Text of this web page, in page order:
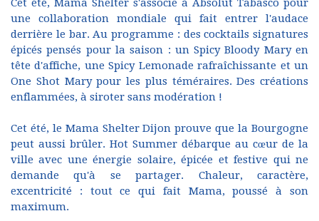
une collaboration mondiale qui fait entrer l'audace
derrière le bar. Au programme : des cocktails signatures
épicés pensés pour la saison : un Spicy Bloody Mary en
tête d'affiche, une Spicy Lemonade rafraîchissante et un
One Shot Mary pour les plus téméraires. Des créations
enflammées, à siroter sans modération !
Cet été, le Mama Shelter Dijon prouve que la Bourgogne
peut aussi brûler. Hot Summer débarque au cœur de la
ville avec une énergie solaire, épicée et festive qui ne
demande qu'à se partager. Chaleur, caractère,
excentricité : tout ce qui fait Mama, poussé à son
maximum.